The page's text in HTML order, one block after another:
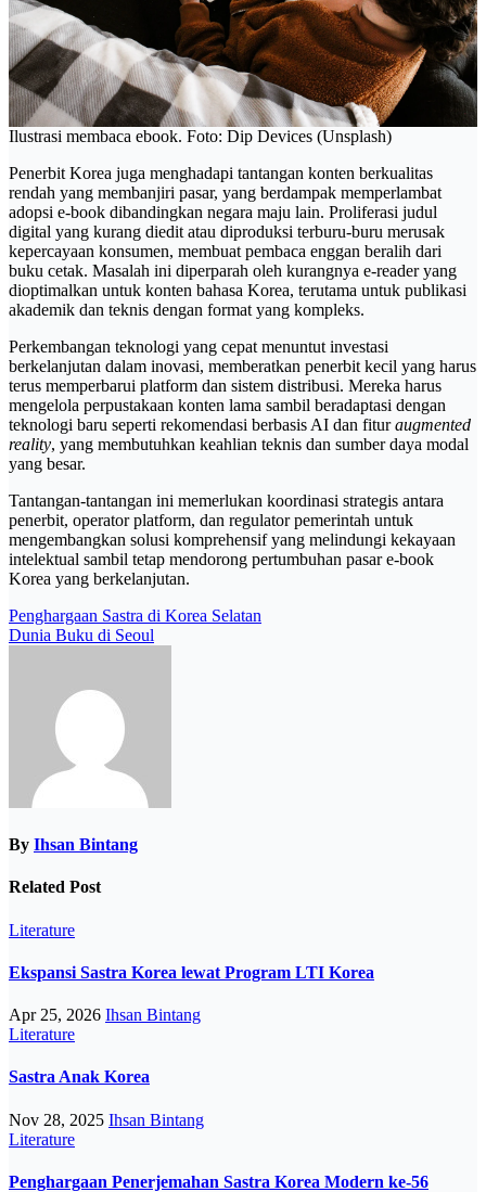
Ilustrasi membaca ebook. Foto: Dip Devices (Unsplash)
Penerbit Korea juga menghadapi tantangan konten berkualitas
rendah yang membanjiri pasar, yang berdampak memperlambat
adopsi e-book dibandingkan negara maju lain. Proliferasi judul
digital yang kurang diedit atau diproduksi terburu-buru merusak
kepercayaan konsumen, membuat pembaca enggan beralih dari
buku cetak. Masalah ini diperparah oleh kurangnya e-reader yang
dioptimalkan untuk konten bahasa Korea, terutama untuk publikasi
akademik dan teknis dengan format yang kompleks.
Perkembangan teknologi yang cepat menuntut investasi
berkelanjutan dalam inovasi, memberatkan penerbit kecil yang harus
terus memperbarui platform dan sistem distribusi. Mereka harus
mengelola perpustakaan konten lama sambil beradaptasi dengan
teknologi baru seperti rekomendasi berbasis AI dan fituraugmented
reality, yang membutuhkan keahlian teknis dan sumber daya modal
yang besar.
Tantangan-tantangan ini memerlukan koordinasi strategis antara
penerbit, operator platform, dan regulator pemerintah untuk
mengembangkan solusi komprehensif yang melindungi kekayaan
intelektual sambil tetap mendorong pertumbuhan pasar e-book
Korea yang berkelanjutan.
Post
navigation
Penghargaan Sastra di Korea Selatan
Dunia Buku di Seoul
By Ihsan Bintang
Related Post
Literature
Ekspansi Sastra Korea lewat Program LTI Korea
Apr 25, 2026 Ihsan Bintang
Literature
Sastra Anak Korea
Nov 28, 2025 Ihsan Bintang
Literature
Penghargaan Penerjemahan Sastra Korea Modern ke-56